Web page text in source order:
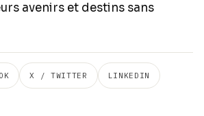
avenirs et destins sans
X / TWITTER LINKEDIN